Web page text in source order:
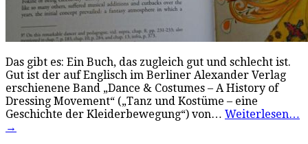
Das gibt es: Ein Buch, das zugleich gut und schlecht ist.
Gut ist der auf Englisch im Berliner Alexander Verlag
erschienene Band „Dance & Costumes – A History of
Dressing Movement“ („Tanz und Kostüme – eine
Geschichte der Kleiderbewegung“) von… Weiterlesen…
→